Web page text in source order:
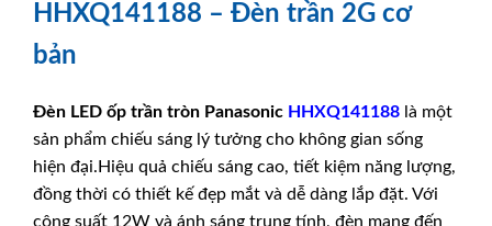
HHXQ141188 – Đèn trần 2G cơ
bản
Đèn LED ốp trần tròn Panasonic HHXQ141188 là một
sản phẩm chiếu sáng lý tưởng cho không gian sống
hiện đại.Hiệu quả chiếu sáng cao, tiết kiệm năng lượng,
đồng thời có thiết kế đẹp mắt và dễ dàng lắp đặt. Với
công suất 12W và ánh sáng trung tính, đèn mang đến